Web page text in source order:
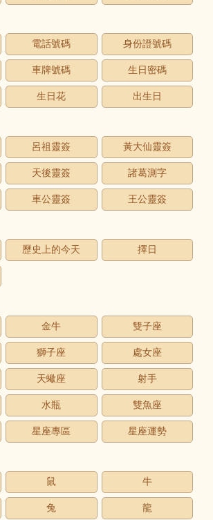
電話號碼 身份證號碼
車牌號碼 生日密碼
生日花 出生日
呂祖靈簽 黃大仙靈簽
天後靈簽 諸葛測字
車公靈簽 王公靈簽
歷史上的今天 擇日
金牛 雙子座
獅子座 處女座
天蠍座 射手
水瓶 雙魚座
星座專區 星座運勢
鼠 牛
兔 龍